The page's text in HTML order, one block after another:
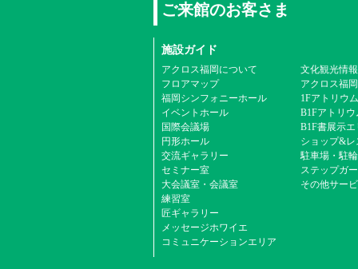
ご来館のお客さま
施設ガイド
アクロス福岡について
フロアマップ
福岡シンフォニーホール
イベントホール
国際会議場
円形ホール
交流ギャラリー
セミナー室
大会議室・会議室
練習室
匠ギャラリー
メッセージホワイエ
コミュニケーションエリア
文化観光情
アクロス福
1Fアトリウム
B1Fアトリウ
B1F書展示エ
ショップ&
駐車場・駐
ステップガ
その他サー